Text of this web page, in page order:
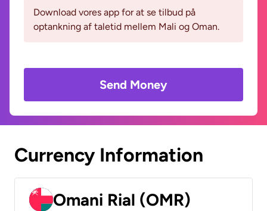
Download vores app for at se tilbud på
optankning af taletid mellem Mali og Oman.
Send Money
Currency Information
Omani Rial (OMR)